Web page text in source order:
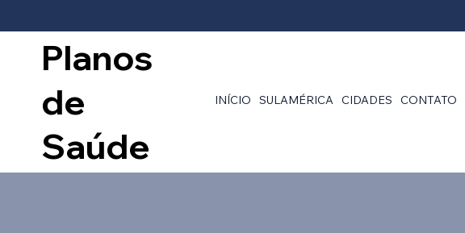
Planos
de
Saúde
INÍCIO SULAMÉRICA CIDADES CONTATO